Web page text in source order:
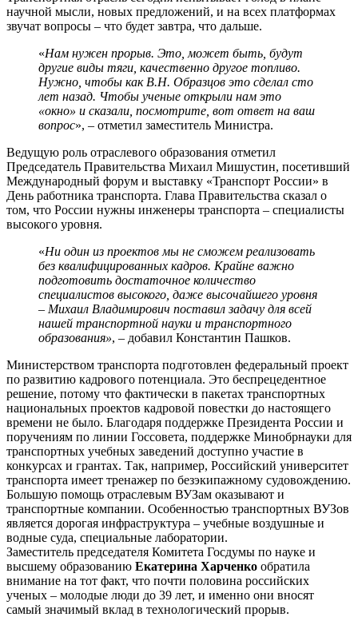
научной мысли, новых предложений, и на всех платформах
звучат вопросы – что будет завтра, что дальше.
«Нам нужен прорыв. Это, может быть, будут
другие виды тяги, качественно другое топливо.
Нужно, чтобы как В.Н. Образцов это сделал сто
лет назад. Чтобы ученые открыли нам это
«окно» и сказали, посмотрите, вот ответ на ваш
вопрос», – отметил заместитель Министра.
Ведущую роль отраслевого образования отметил
Председатель Правительства Михаил Мишустин, посетивший
Международный форум и выставку «Транспорт России» в
День работника транспорта. Глава Правительства сказал о
том, что России нужны инженеры транспорта – специалисты
высокого уровня.
«Ни один из проектов мы не сможем реализовать
без квалифицированных кадров. Крайне важно
подготовить достаточное количество
специалистов высокого, даже высочайшего уровня
– Михаил Владимирович поставил задачу для всей
нашей транспортной науки и транспортного
образования», – добавил Константин Пашков.
Министерством транспорта подготовлен федеральный проект
по развитию кадрового потенциала. Это беспрецедентное
решение, потому что фактически в пакетах транспортных
национальных проектов кадровой повестки до настоящего
времени не было. Благодаря поддержке Президента России и
поручениям по линии Госсовета, поддержке Минобрнауки для
транспортных учебных заведений доступно участие в
конкурсах и грантах. Так, например, Российский университет
транспорта имеет тренажер по безэкипажному судовождению.
Большую помощь отраслевым ВУЗам оказывают и
транспортные компании. Особенностью транспортных ВУЗов
является дорогая инфраструктура – учебные воздушные и
водные суда, специальные лаборатории.
Заместитель председателя Комитета Госдумы по науке и
высшему образованию Екатерина Харченко обратила
внимание на тот факт, что почти половина российских
ученых – молодые люди до 39 лет, и именно они вносят
самый значимый вклад в технологический прорыв.